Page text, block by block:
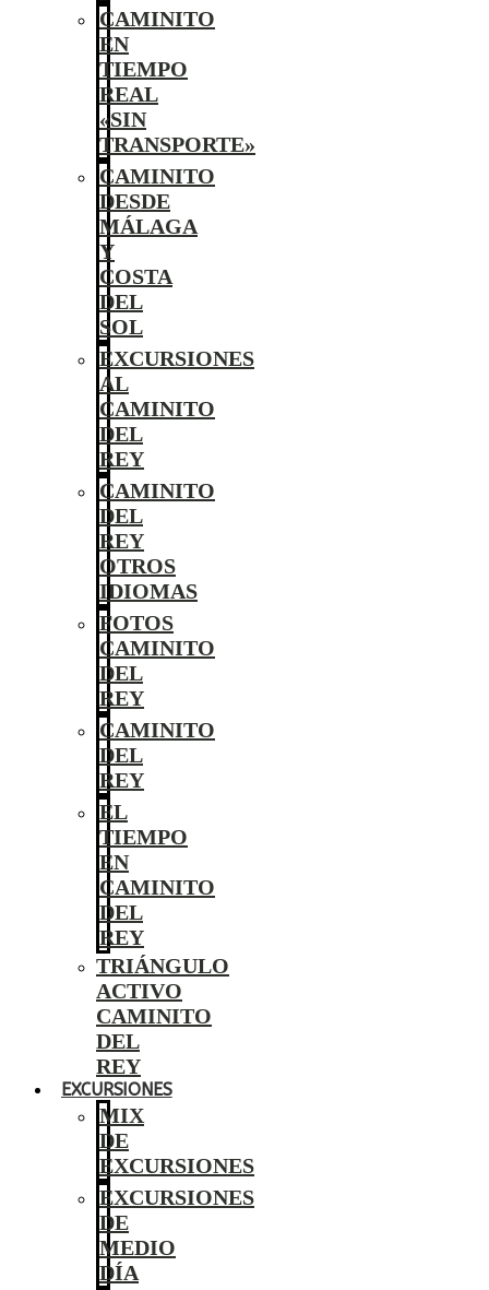
CAMINITO
EN
TIEMPO
REAL
«SIN
TRANSPORTE»
CAMINITO
DESDE
MÁLAGA
Y
COSTA
DEL
SOL
EXCURSIONES
AL
CAMINITO
DEL
REY
CAMINITO
DEL
REY
OTROS
IDIOMAS
FOTOS
CAMINITO
DEL
REY
CAMINITO
DEL
REY
EL
TIEMPO
EN
CAMINITO
DEL
REY
TRIÁNGULO
ACTIVO
CAMINITO
DEL
REY
EXCURSIONES
MIX
DE
EXCURSIONES
EXCURSIONES
DE
MEDIO
DÍA